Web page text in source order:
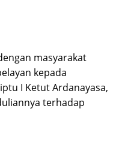
masyarakat
kepada
I Ketut Ardanayasa,
terhadap